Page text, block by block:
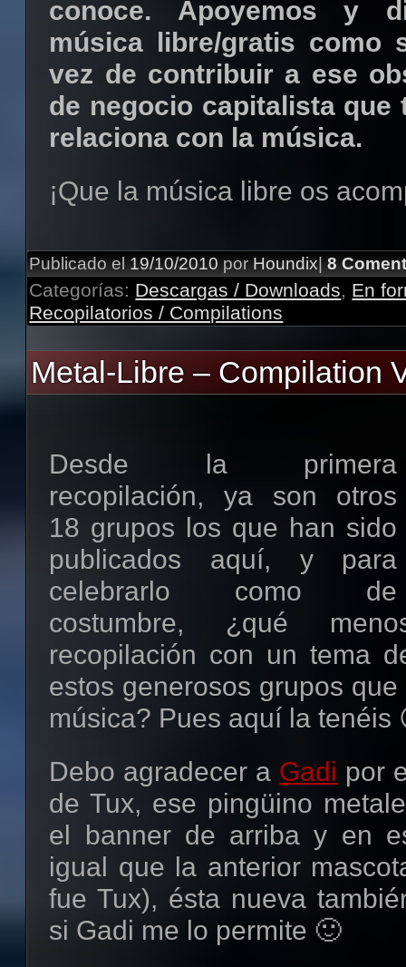
conoce. Apoyemos y
música libre/gratis como
vez de contribuir a ese
de negocio capitalista que
relaciona con la música.
¡Que la música libre os
Publicado el 19/10/2010 por Houndix| 8
Categorías: Descargas / Downloads, En
Recopilatorios / Compilations
Metal-Libre – Compilation
Desde la primera
recopilación, ya son otros
18 grupos los que han sido
publicados aquí, y para
celebrarlo como de
costumbre, ¿qué
recopilación con un tema
estos generosos grupos
música? Pues aquí la tenéis
Debo agradecer a Gadi por
de Tux, ese pingüino
el banner de arriba y en
igual que la anterior
fue Tux), ésta nueva
si Gadi me lo permite 🙂